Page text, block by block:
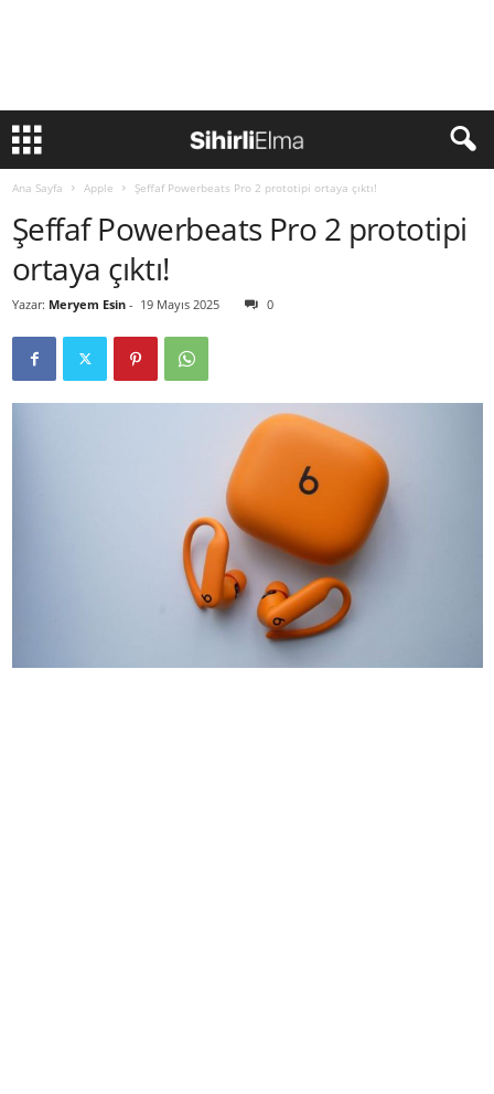
Ana Sayfa Apple Şeffaf Powerbeats Pro 2 prototipi ortaya çıktı!
Şeffaf Powerbeats Pro 2 prototipi
ortaya çıktı!
Yazar: Meryem Esin - 19 Mayıs 2025 0